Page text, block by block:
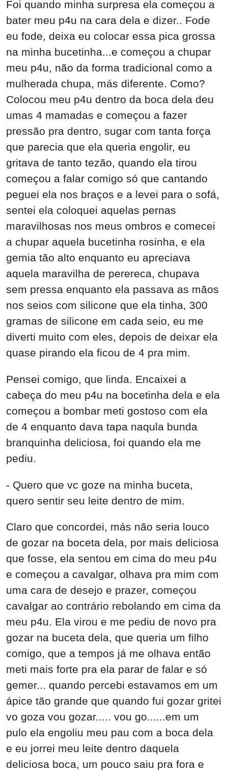
Foi quando minha surpresa ela começou a
bater meu p4u na cara dela e dizer.. Fode
eu fode, deixa eu colocar essa pica grossa
na minha bucetinha...e começou a chupar
meu p4u, não da forma tradicional como a
mulherada chupa, más diferente. Como?
Colocou meu p4u dentro da boca dela deu
umas 4 mamadas e começou a fazer
pressão pra dentro, sugar com tanta força
que parecia que ela queria engolir, eu
gritava de tanto tezão, quando ela tirou
começou a falar comigo só que cantando
peguei ela nos braços e a levei para o sofá,
sentei ela coloquei aquelas pernas
maravilhosas nos meus ombros e comecei
a chupar aquela bucetinha rosinha, e ela
gemia tão alto enquanto eu apreciava
aquela maravilha de perereca, chupava
sem pressa enquanto ela passava as mãos
nos seios com silicone que ela tinha, 300
gramas de silicone em cada seio, eu me
diverti muito com eles, depois de deixar ela
quase pirando ela ficou de 4 pra mim.
Pensei comigo, que linda. Encaixei a
cabeça do meu p4u na bocetinha dela e ela
começou a bombar meti gostoso com ela
de 4 enquanto dava tapa naqula bunda
branquinha deliciosa, foi quando ela me
pediu.
- Quero que vc goze na minha buceta,
quero sentir seu leite dentro de mim.
Claro que concordei, más não seria louco
de gozar na boceta dela, por mais deliciosa
que fosse, ela sentou em cima do meu p4u
e começou a cavalgar, olhava pra mim com
uma cara de desejo e prazer, começou
cavalgar ao contrário rebolando em cima da
meu p4u. Ela virou e me pediu de novo pra
gozar na buceta dela, que queria um filho
comigo, que a tempos já me olhava então
meti mais forte pra ela parar de falar e só
gemer... quando percebi estavamos em um
ápice tão grande que quando fui gozar gritei
vo goza vou gozar..... vou go......em um
pulo ela engoliu meu pau com a boca dela
e eu jorrei meu leite dentro daquela
deliciosa boca, um pouco saiu pra fora e